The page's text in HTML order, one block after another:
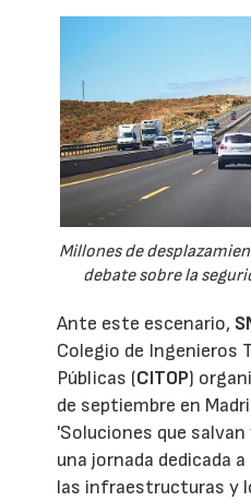
Millones de
debate sobre la
Ante este escenario,
Colegio de Ingenieros
Públicas (CITOP)
de septiembre en
'Soluciones que
una jornada dedicada
las infraestructuras y